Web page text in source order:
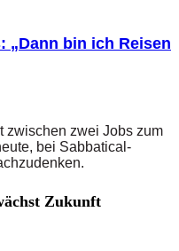
„Dann bin ich Reisen
zwischen zwei Jobs zum
bei Sabbatical-
Zukunft